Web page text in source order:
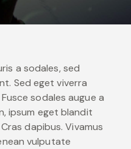
a sodales, sed
Sed eget viverra
sodales augue a
ipsum eget blandit
dapibus. Vivamus
vulputate